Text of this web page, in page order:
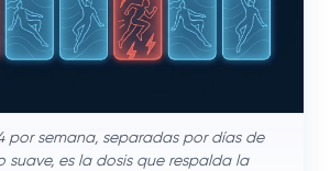
por semana, separadas por días de
suave, es la dosis que respalda la